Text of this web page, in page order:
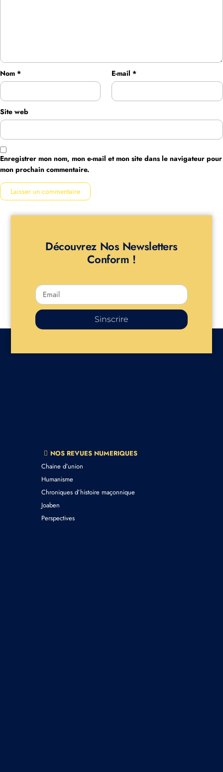
Nom * E-mail *
Site web
Enregistrer mon nom, mon e-mail et mon site dans le navigateur pour
mon prochain commentaire.
Découvrez Nos Newsletters
Conform !
Sinscrire
NOS REVUES NUMERIQUES
Chaine d’union
Humanisme
Chroniques d’histoire maçonnique
Joaben
Perspectives